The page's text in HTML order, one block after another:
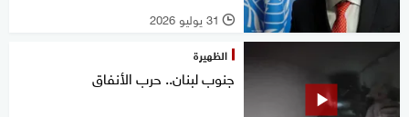
l 31 يوليو 2026
الظهيرة
جنوب لبنان.. حرب الأنفاق